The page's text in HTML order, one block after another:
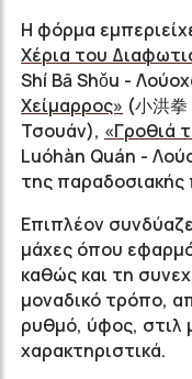
Η φόρμα
Χέρια του
Shí Bā Shǒu -
Χείμαρρος» (小洪
Τσουάν), «Γροθιά
Luóhàn Quán -
της παραδοσιακής
Επιπλέον
μάχες όπου
καθώς και τη
μοναδικό τρόπο,
ρυθμό, ύφος, στιλ
χαρακτηριστικά.